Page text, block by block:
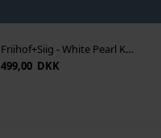
Friihof+Siig - White Pearl Kæde - Guld
499,00 DKK